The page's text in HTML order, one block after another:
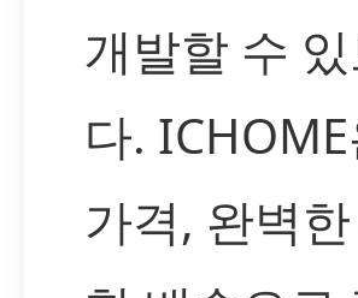
개발할 수
다.
가격, 완벽